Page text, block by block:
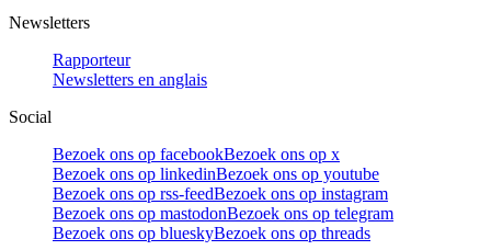
Newsletters
Rapporteur
Newsletters en anglais
Social
Bezoek ons op facebookBezoek ons op x
Bezoek ons op linkedinBezoek ons op youtube
Bezoek ons op rss-feedBezoek ons op instagram
Bezoek ons op mastodonBezoek ons op telegram
Bezoek ons op blueskyBezoek ons op threads